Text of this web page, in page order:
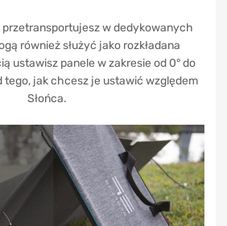
przetransportujesz w dedykowanych
również służyć jako rozkładana
ustawisz panele w zakresie od 0° do
tego, jak chcesz je ustawić względem
Słońca.